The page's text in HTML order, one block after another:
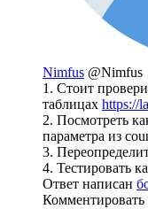
Nimfus @Nimfus
1. Стоит
таблицах https://
2. Посмотреть
параметра из
3.
4. Тестировать
Ответ написан
Комментировать